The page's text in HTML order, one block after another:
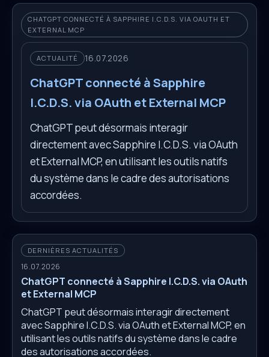
CHATGPT CONNECTÉ À SAPPHIRE I.C.D.S. VIA OAUTH ET
EXTERNAL MCP
ACTUALITÉ 16.07.2026
ChatGPT connecté à Sapphire
I.C.D.S. via OAuth et External MCP
ChatGPT peut désormais interagir
directement avec Sapphire I.C.D.S. via OAuth
et External MCP, en utilisant les outils natifs
du système dans le cadre des autorisations
accordées.
DERNIÈRES ACTUALITÉS
16.07.2026
ChatGPT connecté à Sapphire I.C.D.S. via OAuth
et External MCP
ChatGPT peut désormais interagir directement
avec Sapphire I.C.D.S. via OAuth et External MCP, en
utilisant les outils natifs du système dans le cadre
des autorisations accordées.